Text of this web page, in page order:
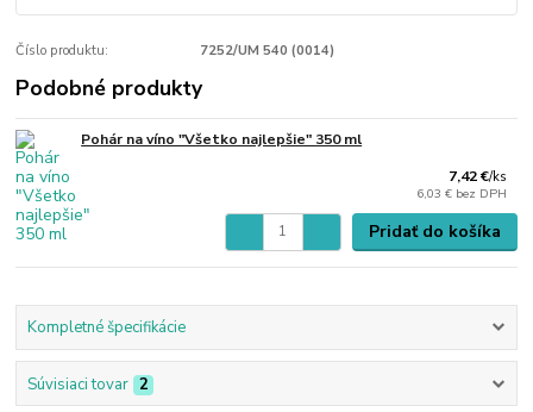
Číslo produktu: 7252/UM 540 (0014)
Podobné produkty
Pohár na víno "Všetko najlepšie" 350 ml
7,42 €/ks
6,03 € bez DPH
Pridať do košíka
Kompletné špecifikácie
Súvisiaci tovar 2